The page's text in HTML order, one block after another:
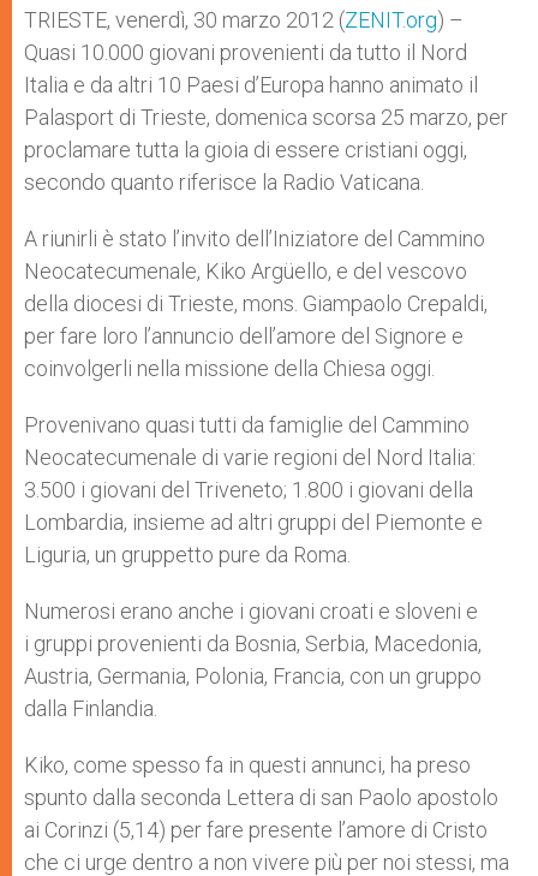
p
p
g
e
r
o
k
r
TRIESTE, venerdì, 30 marzo 2012 (ZENIT.org) –
Quasi 10.000 giovani provenienti da tutto il Nord
Italia e da altri 10 Paesi d’Europa hanno animato il
Palasport di Trieste, domenica scorsa 25 marzo, per
proclamare tutta la gioia di essere cristiani oggi,
secondo quanto riferisce la Radio Vaticana.
A riunirli è stato l’invito dell’Iniziatore del Cammino
Neocatecumenale, Kiko Argüello, e del vescovo
della diocesi di Trieste, mons. Giampaolo Crepaldi,
per fare loro l’annuncio dell’amore del Signore e
coinvolgerli nella missione della Chiesa oggi.
Provenivano quasi tutti da famiglie del Cammino
Neocatecumenale di varie regioni del Nord Italia:
3.500 i giovani del Triveneto; 1.800 i giovani della
Lombardia, insieme ad altri gruppi del Piemonte e
Liguria, un gruppetto pure da Roma.
Numerosi erano anche i giovani croati e sloveni e
i gruppi provenienti da Bosnia, Serbia, Macedonia,
Austria, Germania, Polonia, Francia, con un gruppo
dalla Finlandia.
Kiko, come spesso fa in questi annunci, ha preso
spunto dalla seconda Lettera di san Paolo apostolo
ai Corinzi (5,14) per fare presente l’amore di Cristo
che ci urge dentro a non vivere più per noi stessi, ma